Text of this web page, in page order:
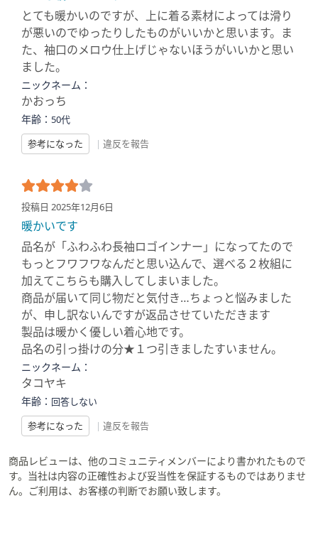
とても暖かいのですが、上に着る素材によっては滑り
が悪いのでゆったりしたものがいいかと思います。ま
た、袖口のメロウ仕上げじゃないほうがいいかと思い
ました。
ニックネーム：
かおっち
年齢： 50代
参考になった
| 違反を報告
投稿日 2025年12月6日
暖かいです
品名が「ふわふわ長袖ロゴインナー」になってたので
もっとフワフワなんだと思い込んで、選べる２枚組に
加えてこちらも購入してしまいました。
商品が届いて同じ物だと気付き…ちょっと悩みました
が、申し訳ないんですが返品させていただきます
製品は暖かく優しい着心地です。
品名の引っ掛けの分★１つ引きましたすいません。
ニックネーム：
タコヤキ
年齢： 回答しない
参考になった
| 違反を報告
商品レビューは、他のコミュニティメンバーにより書かれたもので
す。当社は内容の正確性および妥当性を保証するものではありませ
ん。ご利用は、お客様の判断でお願い致します。